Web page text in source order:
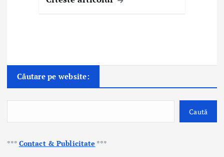
Căutare pe website:
Caută
*** Contact & Publicitate ***